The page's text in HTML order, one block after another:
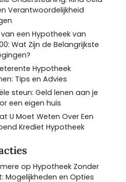
Verantwoordelijkheid
een Hypotheek van
Wat Zijn de Belangrijkste
Hypotheek
Tips en Advies
steun: Geld lenen aan je
een eigen huis
U Moet Weten Over Een
Krediet Hypotheek
op Hypotheek Zonder
Mogelijkheden en Opties